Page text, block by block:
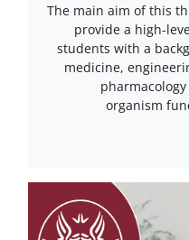
The main aim of this
provide a high-
students with a
medicine,
organism